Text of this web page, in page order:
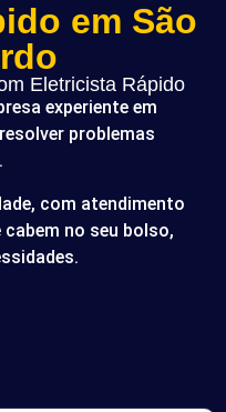
em São
Eletricista Rápido
experiente em
problemas
com atendimento
no seu bolso,